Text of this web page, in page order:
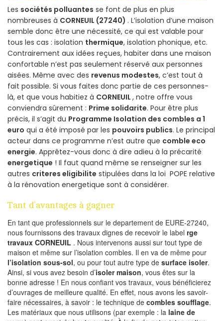
Les sociétés polluantes se font de plus en plus
nombreuses à CORNEUIL (27240) . L’isolation d’une maison
semble donc être une nécessité, ce qui est valable pour
tous les cas : isolation thermique, isolation phonique, etc.
Contrairement aux idées reçues, habiter dans une maison
confortable n’est pas seulement réservé aux personnes
aisées. Même avec des revenus modestes, c’est tout à
fait possible. Si vous faites donc partie de ces personnes-
là, et que vous habitiez à CORNEUIL , notre offre vous
conviendra sûrement : Prime solidarite. Pour être plus
précis, il s’agit du Programme Isolation des combles a 1
euro qui a été imposé par les pouvoirs publics. Le principal
acteur dans ce programme n’est autre que comble eco
energie. Apprêtez-vous donc à dire adieu à la précarité
energetique ! Il faut quand même se renseigner sur les
autres criteres eligibilite stipulées dans la loi POPE relative
à la rénovation energetique sont à considérer.
Tant d’avantages à gagner
En tant que professionnels sur le departement de EURE-27240,
nous fournissons des travaux dignes de recevoir le label rge
travaux CORNEUIL . Nous intervenons aussi sur tout type de
maison et même sur l’isolation combles. Il en va de même pour
l’isolation sous-sol, ou pour tout autre type de surface isoler.
Ainsi, si vous avez besoin d’isoler maison, vous êtes sur la
bonne adresse ! En nous confiant vos travaux, vous bénéficierez
d’ouvrages de meilleure qualité. En effet, nous avons les savoir-
faire nécessaires, à savoir : le technique de combles soufflage.
Les matériaux que nous utilisons (par exemple : la laine de